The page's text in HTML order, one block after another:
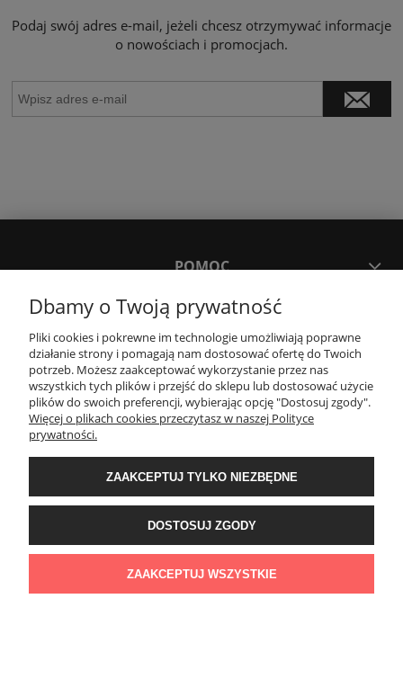
Podaj swój adres e-mail, jeżeli chcesz otrzymywać informacje
o nowościach i promocjach.
POMOC
MOJE KONTO
PŁATNOŚCI I DOSTAWA
KONTAKT
Wyposażenie łazienek Łazienki.eco | Pawła 23, 41-708 Ruda Śląska | E-mail:
sklep@lazienki.eco | Tel.: 600 012 164 lub 600 012 159 | TGS Przemysław
Stoń | NIP: 6312213594 | REGON: 276403698
Dbamy o Twoją prywatność
Pliki cookies i pokrewne im technologie umożliwiają poprawne
działanie strony i pomagają nam dostosować ofertę do Twoich
potrzeb. Możesz zaakceptować wykorzystanie przez nas
wszystkich tych plików i przejść do sklepu lub dostosować użycie
plików do swoich preferencji, wybierając opcję "Dostosuj zgody".
Więcej o plikach cookies przeczytasz w naszej Polityce
prywatności.
ZAAKCEPTUJ TYLKO NIEZBĘDNE
DOSTOSUJ ZGODY
ZAAKCEPTUJ WSZYSTKIE